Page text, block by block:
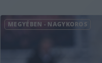
MEGYÉBEN - NAGYKŐRÖS